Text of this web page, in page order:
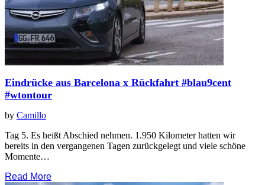
Eindrücke aus Barcelona x Rückfahrt #blau9cent
#wtontour
by Camillo
Tag 5. Es heißt Abschied nehmen. 1.950 Kilometer hatten wir
bereits in den vergangenen Tagen zurückgelegt und viele schöne
Momente…
Read More